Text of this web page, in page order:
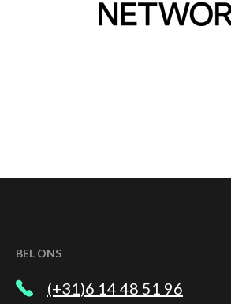
BEL ONS
(+31)6 14 48 51 96